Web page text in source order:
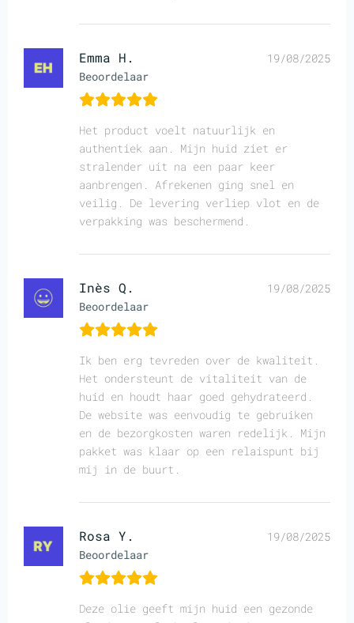
Emma H.
Beoordelaar
19/08/2025
Het product voelt natuurlijk en
authentiek aan. Mijn huid ziet er
stralender uit na een paar keer
aanbrengen. Afrekenen ging snel en
veilig. De levering verliep vlot en de
verpakking was beschermend.
Inès Q.
Beoordelaar
19/08/2025
Ik ben erg tevreden over de kwaliteit.
Het ondersteunt de vitaliteit van de
huid en houdt haar goed gehydrateerd.
De website was eenvoudig te gebruiken
en de bezorgkosten waren redelijk. Mijn
pakket was klaar op een relaispunt bij
mij in de buurt.
Rosa Y.
Beoordelaar
19/08/2025
Deze olie geeft mijn huid een gezonde